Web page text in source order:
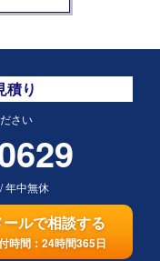
積り
さい
年中無休
ールで相談する
時間：24時間365日